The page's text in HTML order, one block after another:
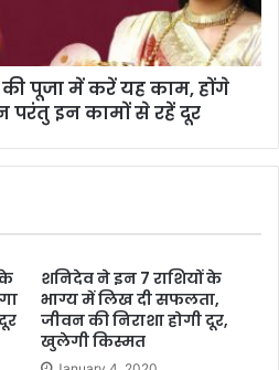
पूजा में करें यह काम, होंगे
परंतु इन कामों से रहें दूर
शनिदेव ने इन 7 राशियों के
भाग्य में लिख दी सफलता,
जीवन की निराशा होगी दूर,
खुलेगी किस्मत